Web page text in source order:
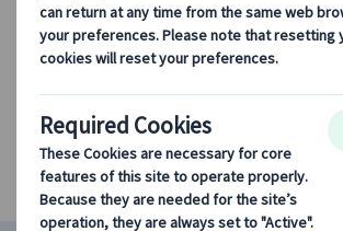
ヨーロッパ・プライベー
条件に該当するツアーがあ